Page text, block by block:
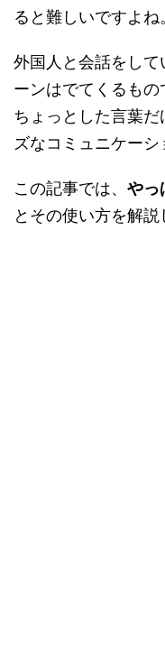
ると難しいですよね
外国人と会話をし
ーンはでてくるもの
ちょっとした言葉
ズなコミュニケーシ
この記事では、 やっ
とその使い方を解説